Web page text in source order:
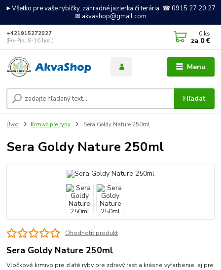
►Všetko pre vaše rybičky, záhradné jazierka či terária. ☎ 0915 27 20 27
✉ akvashop@gmail.com
Menu
Hľadať
+421915272027
(Po-Pia, 8-16 hod.)
0 ks
za 0 €
Úvod Krmivo pre ryby Sera Goldy Nature 250ml
Sera Goldy Nature 250ml
Ohodnotiť produkt
Sera Goldy Nature 250ml
Vločkové krmivo pre zlaté ryby pre zdravý rast a krásne vyfarbenie, aj pre